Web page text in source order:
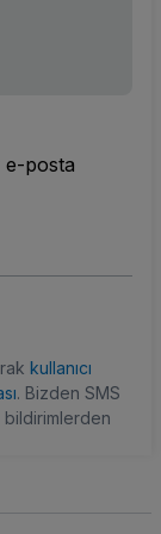
posta
kullanıcı
. Bizden SMS